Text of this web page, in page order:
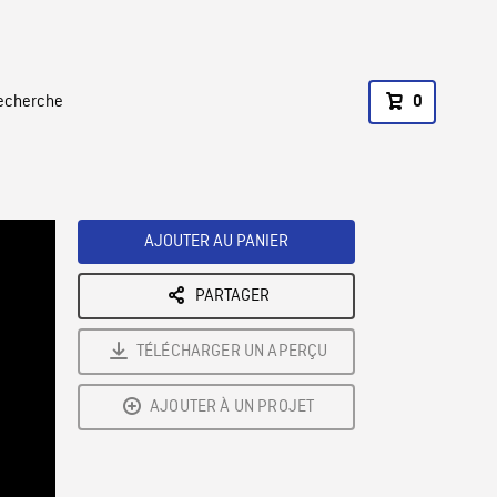
0
AJOUTER AU PANIER
PARTAGER
TÉLÉCHARGER UN APERÇU
AJOUTER À UN PROJET